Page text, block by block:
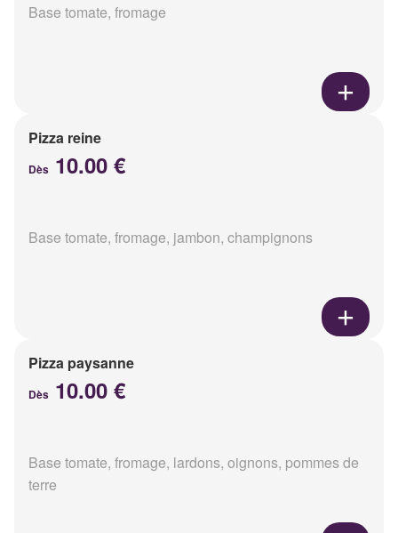
Base tomate, fromage
Pizza reine
Dès 10.00 €
Base tomate, fromage, jambon, champignons
Pizza paysanne
Dès 10.00 €
Base tomate, fromage, lardons, oignons, pommes de
terre